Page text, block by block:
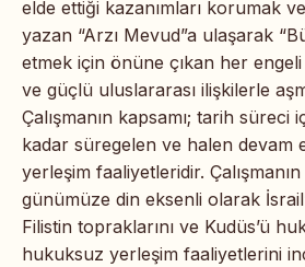
elde ettiği kazanımları korumak
yazan “Arzı Mevud”a ulaşarak
etmek için önüne çıkan her
ve güçlü uluslararası ilişkilerle
Çalışmanın kapsamı; tarih süreci
kadar süregelen ve halen devam
yerleşim faaliyetleridir.
günümüze din eksenli olarak
Filistin topraklarını ve Kudüs’ü
hukuksuz yerleşim faaliyetlerini